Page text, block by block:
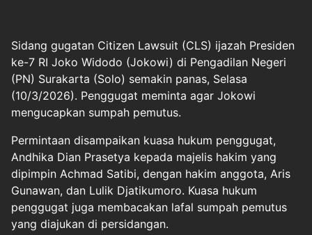
Sidang gugatan Citizen Lawsuit (CLS) ijazah Presiden
ke-7 RI Joko Widodo (Jokowi) di Pengadilan Negeri
(PN) Surakarta (Solo) semakin panas, Selasa
(10/3/2026). Penggugat meminta agar Jokowi
mengucapkan sumpah pemutus.
Permintaan disampaikan kuasa hukum penggugat,
Andhika Dian Prasetya kepada majelis hakim yang
dipimpin Achmad Satibi, dengan hakim anggota, Aris
Gunawan, dan Lulik Djatikumoro. Kuasa hukum
penggugat juga membacakan lafal sumpah pemutus
yang diajukan di persidangan.